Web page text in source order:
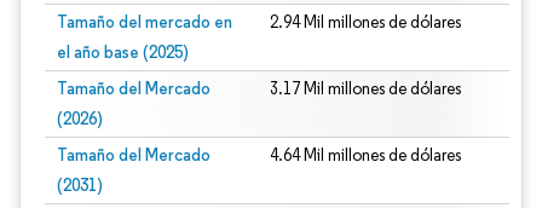
Tamaño del mercado en
el año base (2025)
2.94 Mil millones de dólares
Tamaño del Mercado
(2026)
3.17 Mil millones de dólares
Tamaño del Mercado
(2031)
4.64 Mil millones de dólares